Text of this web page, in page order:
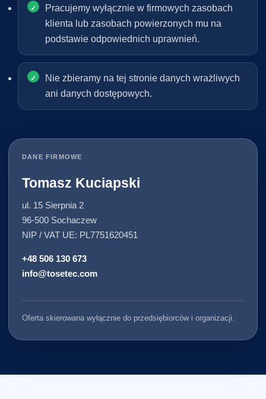
Pracujemy wyłącznie w firmowych zasobach
klienta lub zasobach powierzonych mu na
podstawie odpowiednich uprawnień.
Nie zbieramy na tej stronie danych wrażliwych
ani danych dostępowych.
DANE FIRMOWE
Tomasz Kuciapski
ul. 15 Sierpnia 2
96-500 Sochaczew
NIP / VAT UE: PL7751620451
+48 506 130 673
info@tosetec.com
Oferta skierowana wyłącznie do przedsiębiorców i organizacji.